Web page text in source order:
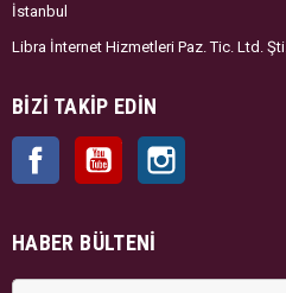
İstanbul
Libra İnternet Hizmetleri Paz. Tic. Ltd. Şti.
BIZI TAKIP EDIN
Facebook YouTube
HABER BÜLTENI